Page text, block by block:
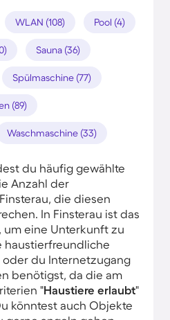
WLAN (108) Pool (4)
Sauna (36)
Spülmaschine (77)
(89)
Waschmaschine (33)
du häufig gewählte
Anzahl der
die diesen
In Finsterau ist das
eine Unterkunft zu
haustierfreundliche
du Internetzugang
benötigst, da die am
"Haustiere erlaubt"
könntest auch Objekte